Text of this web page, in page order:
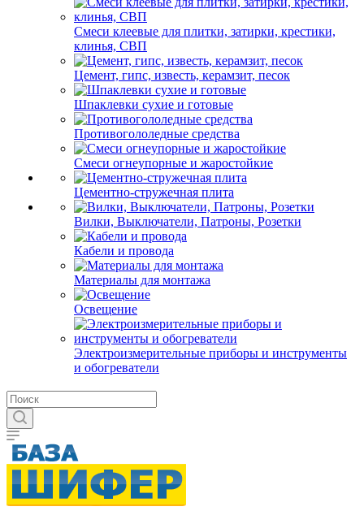
Смеси клеевые для плитки, затирки, крестики,
клинья, СВП
Цемент, гипс, известь, керамзит, песок
Шпаклевки сухие и готовые
Противогололедные средства
Смеси огнеупорные и жаростойкие
Цементно-стружечная плита
Вилки, Выключатели, Патроны, Розетки
Кабели и провода
Материалы для монтажа
Освещение
Электроизмерительные приборы и инструменты
и обогреватели